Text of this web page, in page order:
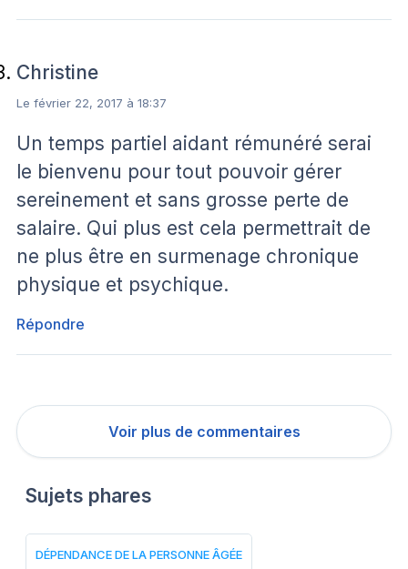
Christine
Le février 22, 2017 à 18:37
Un temps partiel aidant rémunéré serai
le bienvenu pour tout pouvoir gérer
sereinement et sans grosse perte de
salaire. Qui plus est cela permettrait de
ne plus être en surmenage chronique
physique et psychique.
Répondre
Voir plus de commentaires
Sujets phares
DÉPENDANCE DE LA PERSONNE ÂGÉE